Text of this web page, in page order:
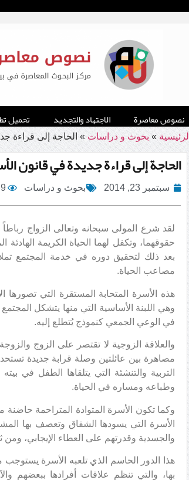
نصوص معاصرة الاجتهاد والتجديد تحميل
الرئيسية » بحوث و دراسات » الحاجة إلى قراءة
الحاجة إلى قراءة جديدة في قانون
سبتمبر 23, 2014 بحوث و دراسات
لقد شرع المولى سبحانه وتعالى الزواج
حقوقهما، وتكفل لهما الحياة الكريمة
بعد ذلك لتحقيق دوره في خدمة المجتمع
مصاعب الحياة.
هذه الأسرة المتحابة المستقرة التي تصورها
وهي اللبنة الأساسية التي منها يتشكل
في الوعي الجمعي كنموذج يُتطلع إليه.
والعلاقة الزوجية لا تقتصر على الزوج
مصاهرة بين عائلتين وصلة قرابة جديدة
التربية والتنشئة التي يتلقاها الطفل في
وطباعه ومساره في الحياة.
وكما تكون الأسرة المتوادة المتراحمة
الأسرة التي يسودها الشقاق وتعصف بها
والجسدية وقدرتهم على العطاء الإيجابي، ومن
هذا الدور الحاسم الذي تلعبه الأسرة
بها، والتي تنظم علاقات أفرادها ببعضهم